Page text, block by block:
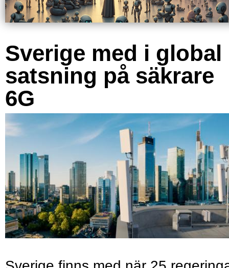
Sverige med i global
satsning på säkrare
6G